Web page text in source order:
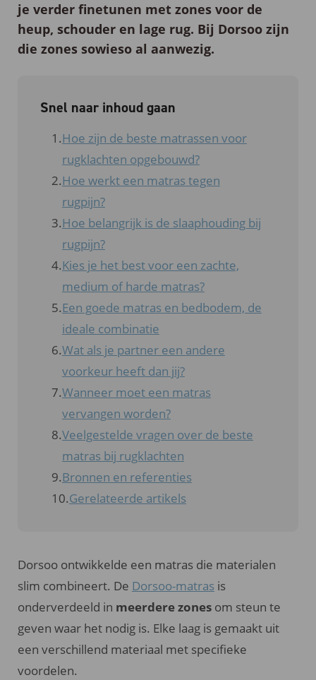
je verder finetunen met zones voor de
heup, schouder en lage rug. Bij Dorsoo zijn
die zones sowieso al aanwezig.
Snel naar inhoud gaan
Hoe zijn de beste matrassen voor
rugklachten opgebouwd?
Hoe werkt een matras tegen
rugpijn?
Hoe belangrijk is de slaaphouding bij
rugpijn?
Kies je het best voor een zachte,
medium of harde matras?
Een goede matras en bedbodem, de
ideale combinatie
Wat als je partner een andere
voorkeur heeft dan jij?
Wanneer moet een matras
vervangen worden?
Veelgestelde vragen over de beste
matras bij rugklachten
Bronnen en referenties
Gerelateerde artikels
Dorsoo ontwikkelde een matras die materialen
slim combineert. De Dorsoo-matras is
onderverdeeld in meerdere zonesom steun te
geven waar het nodig is. Elke laag is gemaakt uit
een verschillend materiaal met specifieke
voordelen.